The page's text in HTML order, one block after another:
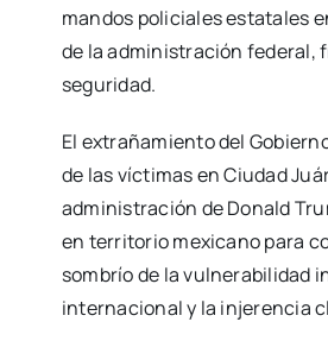
mandos policiales estatales
de la administración federal,
seguridad.
El extrañamiento del
de las víctimas en Ciudad
administración de Donald
en territorio mexicano para
sombrío de la vulnerabilidad
internacional y la injerencia